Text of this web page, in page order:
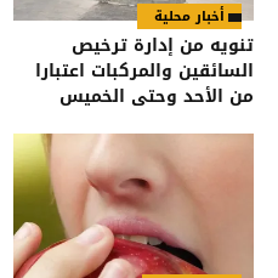
أخبار محلية
تنويه من إدارة ترخيص
السائقين والمركبات اعتبارا
من الأحد وحتى الخميس